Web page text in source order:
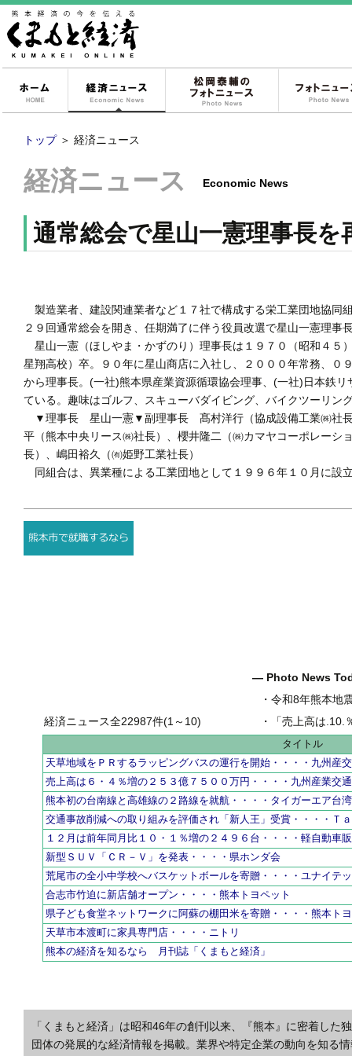
経済ニュース
トップ ＞ 経済ニュース
経済ニュース Economic News
通常総会で星山一憲理事長
製造業者、建設関連業者など１７社で構成する栄工業団地協同
２９回通常総会を開き、任期満了に伴う役員改選で星山一憲理事
星山一憲（ほしやま・かずのり）理事長は１９７０（昭和４５
星翔高校）卒。９０年に星山商店に入社し、２０００年常務、
から理事長。(一社)熊本県産業資源循環協会理事、(一社)日本鉄
ている。趣味はゴルフ、スキューバダイビング、バイクツーリン
▼理事長 星山一憲▼副理事長 髙村洋行（協成設備工業㈱社長
平（熊本中央リース㈱社長）、櫻井隆二（㈱カマヤコーポレー
長）、嶋田裕久（㈲姫野工業社長）
同組合は、異業種による工業団地として１９９６年１０月に設
― Photo News
・令和8年熊本地
・
「売上高は.10.％増の
経済ニュース全22987件(1～10)
タイトル
天草地域をＰＲするラッピングバスの運行を開始・・・・九州産
売上高は６・４％増の２５３億７５００万円・・・・九州産業交
熊本初の台南線と高雄線の２路線を就航・・・・タイガーエア台湾
交通事故削減への取り組みを評価され「新人王」受賞・・・・Ｔ
１２月は前年同月比１０・１％増の２４９６台・・・・軽自動車
新型ＳＵＶ「ＣＲ－Ｖ」を発表・・・・県ホンダ会
荒尾市の全小中学校へバスケットボールを寄贈・・・・ユナイテ
合志市竹迫に新店舗オープン・・・・熊本トヨペット
県子ども食堂ネットワークに阿蘇の棚田米を寄贈・・・・熊本ト
天草市本渡町に家具専門店・・・・ニトリ
熊本の経済を知るなら 月刊誌「くまもと経済」
「くまもと経済」は昭和46年の創刊以来、『熊本』に密着し
団体の発展的な経済情報を掲載。業界や特定企業の動向を知る